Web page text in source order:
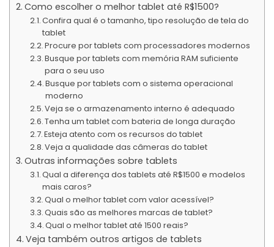
Como escolher o melhor tablet até R$1500?
Confira qual é o tamanho, tipo resolução de tela do
tablet
Procure por tablets com processadores modernos
Busque por tablets com memória RAM suficiente
para o seu uso
Busque por tablets com o sistema operacional
moderno
Veja se o armazenamento interno é adequado
Tenha um tablet com bateria de longa duração
Esteja atento com os recursos do tablet
Veja a qualidade das câmeras do tablet
Outras informações sobre tablets
Qual a diferença dos tablets até R$1500 e modelos
mais caros?
Qual o melhor tablet com valor acessível?
Quais são as melhores marcas de tablet?
Qual o melhor tablet até 1500 reais?
Veja também outros artigos de tablets